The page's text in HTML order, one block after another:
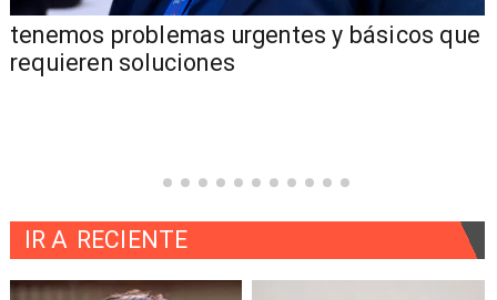
problemas urgentes y básicos que
soluciones
"Los
IR A RECIENTE